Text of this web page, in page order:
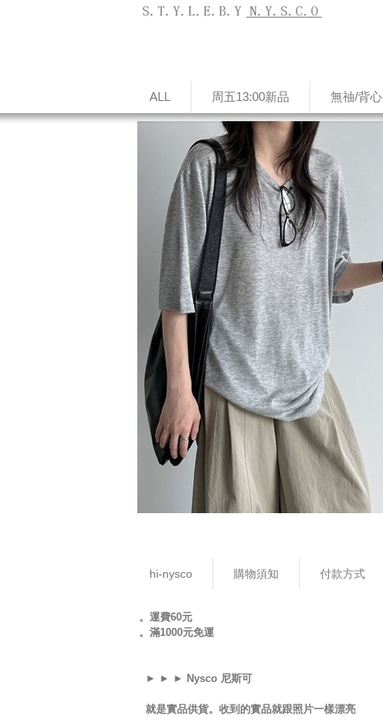
ALL 周五13:00新品 無䄂/背心
hi-nysco 購物須知 付款方式
。運費60元
。滿1000元免運
► ► ► Nysco 尼斯可
就是實品供貨。收到的實品就跟照片一樣漂亮